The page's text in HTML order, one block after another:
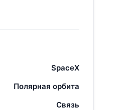
SpaceX
Полярная орбита
Связь